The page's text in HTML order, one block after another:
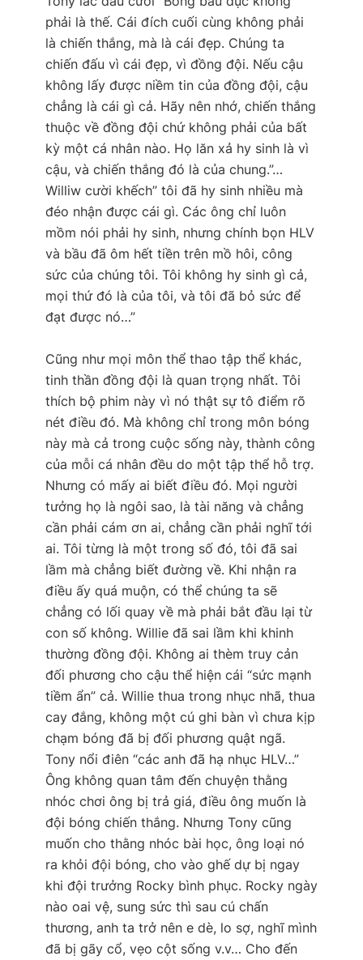
phải là thế. Cái đích cuối cùng không phải
là chiến thắng, mà là cái đẹp. Chúng ta
chiến đấu vì cái đẹp, vì đồng đội. Nếu cậu
không lấy được niềm tin của đồng đội, cậu
chẳng là cái gì cả. Hãy nên nhớ, chiến thắng
thuộc về đồng đội chứ không phải của bất
kỳ một cá nhân nào. Họ lăn xả hy sinh là vì
cậu, và chiến thắng đó là của chung.”…
Williw cười khếch” tôi đã hy sinh nhiều mà
đéo nhận được cái gì. Các ông chỉ luôn
mồm nói phải hy sinh, nhưng chính bọn HLV
và bầu đã ôm hết tiền trên mồ hôi, công
sức của chúng tôi. Tôi không hy sinh gì cả,
mọi thứ đó là của tôi, và tôi đã bỏ sức để
đạt được nó…”
Cũng như mọi môn thể thao tập thể khác,
tinh thần đồng đội là quan trọng nhất. Tôi
thích bộ phim này vì nó thật sự tô điểm rõ
nét điều đó. Mà không chỉ trong môn bóng
này mà cả trong cuộc sống này, thành công
của mỗi cá nhân đều do một tập thể hỗ trợ.
Nhưng có mấy ai biết điều đó. Mọi người
tưởng họ là ngôi sao, là tài năng và chẳng
cần phải cám ơn ai, chẳng cần phải nghĩ tới
ai. Tôi từng là một trong số đó, tôi đã sai
lầm mà chẳng biết đường về. Khi nhận ra
điều ấy quá muộn, có thể chúng ta sẽ
chẳng có lối quay về mà phải bắt đầu lại từ
con số không. Willie đã sai lầm khi khinh
thường đồng đội. Không ai thèm truy cản
đối phương cho cậu thể hiện cái “sức mạnh
tiềm ẩn” cả. Willie thua trong nhục nhã, thua
cay đắng, không một cú ghi bàn vì chưa kịp
chạm bóng đã bị đối phương quật ngã.
Tony nổi điên “các anh đã hạ nhục HLV…”
Ông không quan tâm đến chuyện thằng
nhóc chơi ông bị trả giá, điều ông muốn là
đội bóng chiến thắng. Nhưng Tony cũng
muốn cho thằng nhóc bài học, ông loại nó
ra khỏi đội bóng, cho vào ghế dự bị ngay
khi đội trưởng Rocky bình phục. Rocky ngày
nào oai vệ, sung sức thì sau cú chấn
thương, anh ta trở nên e dè, lo sợ, nghĩ mình
đã bị gãy cổ, vẹo cột sống v.v… Cho đến